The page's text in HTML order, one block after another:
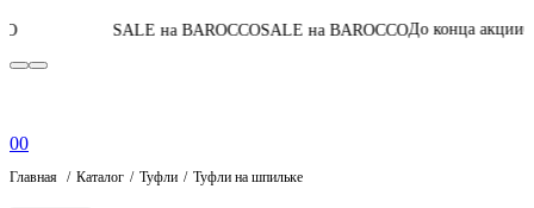
SALE на BAROCCOSALE на BAROCCOДо конца акции05:03:02:15
00
Главная Каталог Туфли Туфли на шпильке